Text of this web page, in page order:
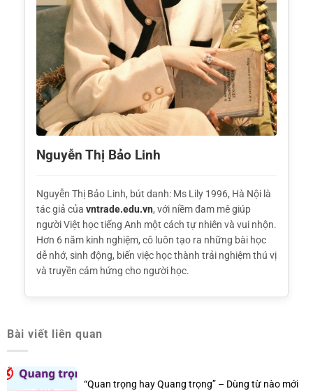
Nguyễn Thị Bảo Linh
Nguyễn Thị Bảo Linh, bút danh: Ms Lily 1996, Hà Nội là
tác giả của vntrade.edu.vn, với niềm đam mê giúp
người Việt học tiếng Anh một cách tự nhiên và vui nhộn.
Hơn 6 năm kinh nghiệm, cô luôn tạo ra những bài học
dễ nhớ, sinh động, biến việc học thành trải nghiệm thú vị
và truyền cảm hứng cho người học.
Bài viết liên quan
“Quan trọng hay Quang trọng” – Dùng từ nào mới